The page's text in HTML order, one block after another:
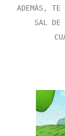
ADEMÁS, TE
SAL DE